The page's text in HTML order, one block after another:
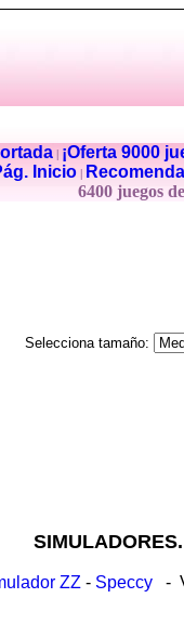
|
¡Oferta 9000
Inicio
6400 juegos
Selecciona tamaño:
ZZ - Speccy -